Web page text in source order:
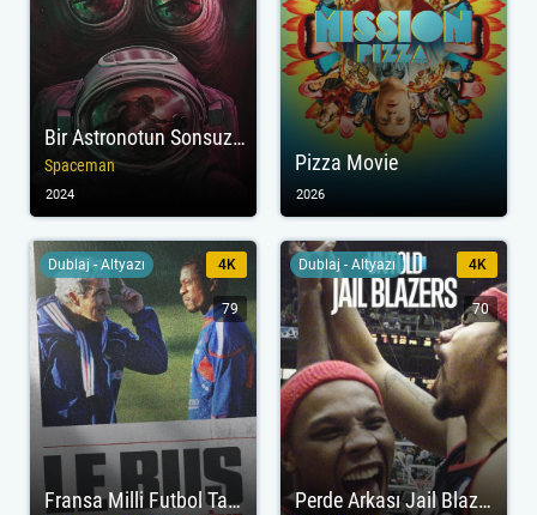
Bir Astronotun Sonsuz Yolculuğu
Spaceman
2024
Pizza Movie
2026
Fransa Milli Futbol Takımının İsyanı
Dublaj - Altyazı 4K
79
Perde Arkası Jail Blazers
Dublaj - Altyazı 4K
70